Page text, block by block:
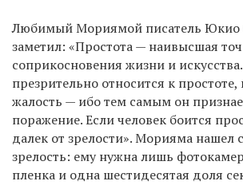
Любимый Мориямой писатель Юкио
заметил: «Простота — наивысшая
соприкосновения жизни и
презрительно относится к
жалость — ибо тем самым он
поражение. Если человек боится
далек от зрелости». Морияма нашел
зрелость: ему нужна лишь
пленка и одна шестидесятая доля